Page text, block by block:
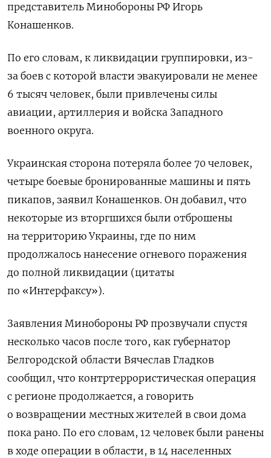
представитель Минобороны РФ Игорь
Конашенков.
По его словам, к ликвидации группировки, из-
за боев с которой власти эвакуировали не менее
6 тысяч человек, были привлечены силы
авиации, артиллерия и войска Западного
военного округа.
Украинская сторона потеряла более 70 человек,
четыре боевые бронированные машины и пять
пикапов, заявил Конашенков. Он добавил, что
некоторые из вторгшихся были отброшены
на территорию Украины, где по ним
продолжалось нанесение огневого поражения
до полной ликвидации (цитаты
по «Интерфаксу»).
Заявления Минобороны РФ прозвучали спустя
несколько часов после того, как губернатор
Белгородской области Вячеслав Гладков
сообщил, что контртеррористическая операция
с регионе продолжается, а говорить
о возвращении местных жителей в свои дома
пока рано. По его словам, 12 человек были ранены
в ходе операции в области, в 14 населенных